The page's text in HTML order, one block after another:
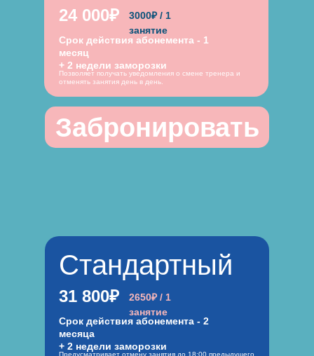
Позволяет получать уведомления о смене тренера и
отменять занятия день в день.
24 000₽
Срок действия абонемента - 1
месяц
+ 2 недели заморозки
3000₽ / 1
занятие
Забронировать
Предусматривает отмену занятия до 18:00 предыдущего
31 800₽
Срок действия абонемента - 2
месяца
+ 2 недели заморозки
2650₽ / 1
занятие
Стандартный